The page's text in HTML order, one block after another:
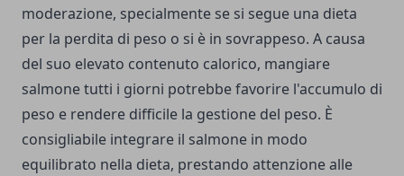
moderazione, specialmente se si segue una dieta
per la perdita di peso o si è in sovrappeso. A causa
del suo elevato contenuto calorico, mangiare
salmone tutti i giorni potrebbe favorire l'accumulo di
peso e rendere difficile la gestione del peso. È
consigliabile integrare il salmone in modo
equilibrato nella dieta, prestando attenzione alle